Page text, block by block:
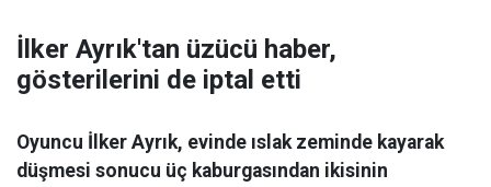
İlker Ayrık'tan üzücü haber,
gösterilerini de iptal etti
Oyuncu İlker Ayrık, evinde ıslak zeminde kayarak
düşmesi sonucu üç kaburgasından ikisinin